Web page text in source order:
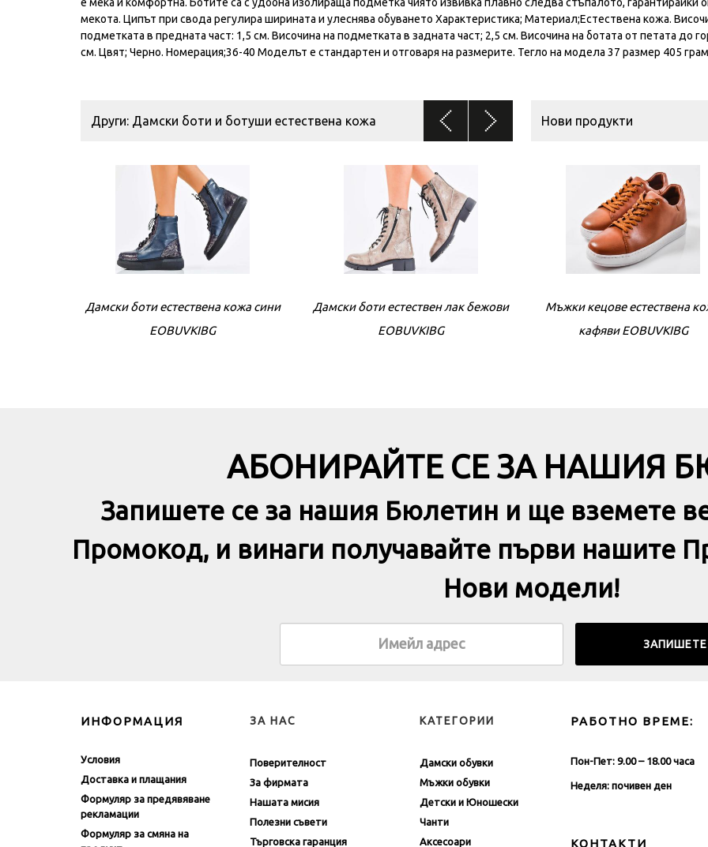
е мека и комфортна. Ботите са с удобна изолираща подметка чиято извивка плавно следва стъпалото, гарантирайки
мекота. Ципът при свода регулира ширината и улеснява обуването Характеристика; Материал;Естествена кожа.
подметката в предната част: 1,5 см. Височина на подметката в задната част; 2,5 см. Височина на ботата от петата до
см. Цвят; Черно. Номерация;36-40 Моделът е стандартен и отговаря на размерите. Тегло на модела 37 размер 405
Други: Дамски боти и ботуши естествена кожа
Дамски боти естествена кожа сини
EOBUVKIBG
Дамски боти естествен лак бежови
EOBUVKIBG
Дамски боти естествена
кафяви EOBUVKIBG
Нови продукти
Мъжки кецове естествена
кафяви EOBUVKIBG
АБОНИРАЙТЕ СЕ ЗА НАШИЯ
Запишете се за нашия Бюлетин и ще вземете
Промокод, и винаги получавайте първи нашите
Нови модели!
ИНФОРМАЦИЯ
Условия
Доставка и плащания
Формуляр за предявяване
рекламации
Формуляр за смяна на
ЗА НАС
Поверителност
За фирмата
Нашата мисия
Полезни съвети
КАТЕГОРИИ
Дамски обувки
Мъжки обувки
Детски и Юношески
Чанти
РАБОТНО ВРЕМЕ:
Пон-Пет: 9.00 – 18.00 часа
Неделя: почивен ден